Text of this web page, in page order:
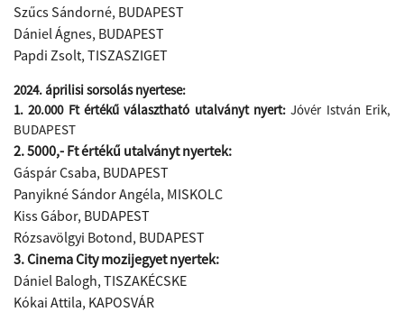
Szűcs Sándorné, BUDAPEST
Dániel Ágnes, BUDAPEST
Papdi Zsolt, TISZASZIGET
2024. áprilisi sorsolás nyertese:
1. 20.000 Ft értékű választható utalványt nyert: Jóvér István Erik,
BUDAPEST
2. 5000,- Ft értékű utalványt nyertek:
Gáspár Csaba, BUDAPEST
Panyikné Sándor Angéla, MISKOLC
Kiss Gábor, BUDAPEST
Rózsavölgyi Botond, BUDAPEST
3. Cinema City mozijegyet nyertek:
Dániel Balogh, TISZAKÉCSKE
Kókai Attila, KAPOSVÁR